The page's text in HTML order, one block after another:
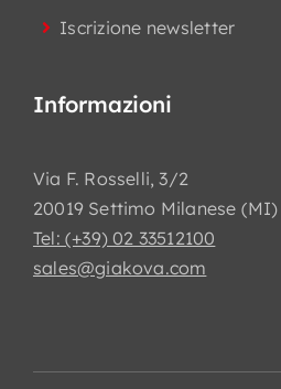
Iscrizione newsletter
Informazioni
Via F. Rosselli, 3/2
20019 Settimo Milanese (MI)
Tel: (+39) 02 33512100
sales@giakova.com